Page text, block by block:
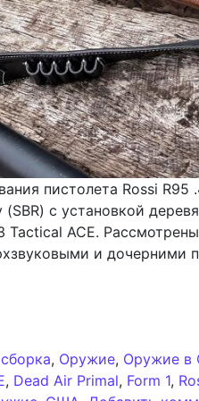
пистолета Rossi R95
с установкой
ACE.
и дочерними
, Оружие, Оружие
, Dead Air Primal, Form 1,